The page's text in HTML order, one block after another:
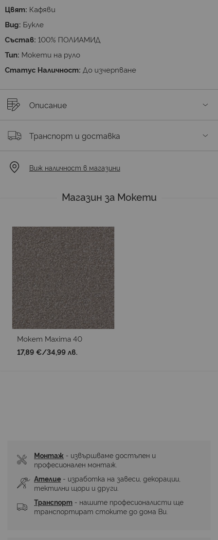
Цвят: Кафяви
Вид: Букле
Състав: 100% ПОЛИАМИД
Тип: Мокети на руло
Статус Наличност: До изчерпване
Описание
Транспорт и доставка
Виж наличност в магазини
Магазин за Мокети
Мокет Maxima 40
17,89 €/34,99 лв.
Монтаж - извършваме достъпен и
професионален монтаж.
Ателие - изработка на завеси, декорации,
тектилни щори и други.
Транспорт - нашите професионалисти ще
транспортират стоките до дома Ви.